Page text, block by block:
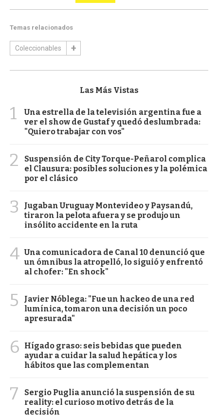
Temas relacionados
Coleccionables
Las Más Vistas
1
Una estrella de la televisión argentina fue a
ver el show de Gustaf y quedó deslumbrada:
"Quiero trabajar con vos"
2
Suspensión de City Torque-Peñarol complica
el Clausura: posibles soluciones y la polémica
por el clásico
3
Jugaban Uruguay Montevideo y Paysandú,
tiraron la pelota afuera y se produjo un
insólito accidente en la ruta
4 Una comunicadora de Canal 10 denunció que
un ómnibus la atropelló, lo siguió y enfrentó
al chofer: "En shock"
5
Javier Nóblega: "Fue un hackeo de una red
lumínica, tomaron una decisión un poco
apresurada"
6
Hígado graso: seis bebidas que pueden
ayudar a cuidar la salud hepática y los
hábitos que las complementan
7
Sergio Puglia anunció la suspensión de su
reality: el curioso motivo detrás de la
decisión